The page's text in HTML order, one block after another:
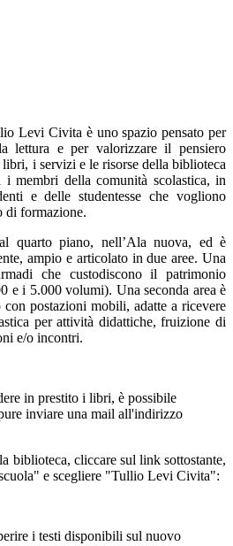
Levi Civita è uno spazio pensato per
lettura e per valorizzare il pensiero
i servizi e le risorse della biblioteca
membri della comunità scolastica, in
e delle studentesse che vogliono
di formazione.
quarto piano, nell’Ala nuova, ed è
ampio e articolato in due aree. Una
che custodiscono il patrimonio
e i 5.000 volumi). Una seconda area è
con postazioni mobili, adatte a ricevere
per attività didattiche, fruizione di
e/o incontri.
in prestito i libri, è possibile
inviare una mail all'indirizzo
biblioteca, cliccare sul link sottostante,
e scegliere "Tullio Levi Civita":
i testi disponibili sul nuovo